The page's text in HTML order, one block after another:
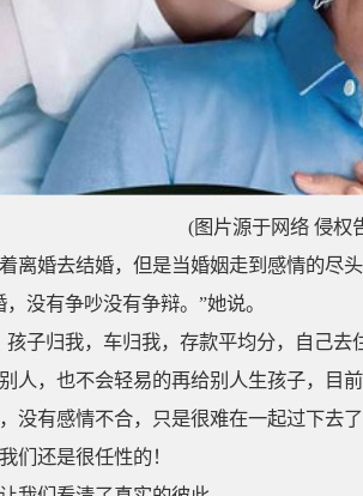
(图片源于网络 侵权
离婚去结婚，但是当婚姻走到感情的尽
没有争吵没有争辩。”她说。
孩子归我，车归我，存款平均分，自己
人，也不会轻易的再给别人生孩子，目
没有感情不合，只是很难在一起过下去
们还是很任性的！